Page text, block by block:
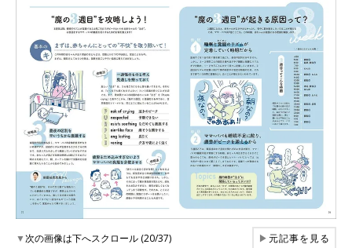
▼次の画像は下へスクロール (20/37) ▶元記事を見る